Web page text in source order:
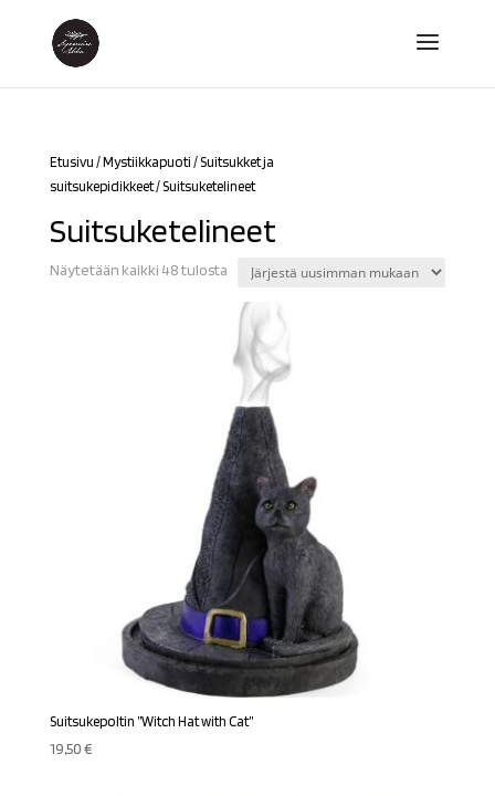
Etusivu /Mystiikkapuoti /Suitsukket ja
suitsukepidikkeet/ Suitsuketelineet
Suitsuketelineet
Näytetään kaikki 48 tulostaSorted
latest
Suitsukepoltin ”Witch Hat with Cat”
19,50€